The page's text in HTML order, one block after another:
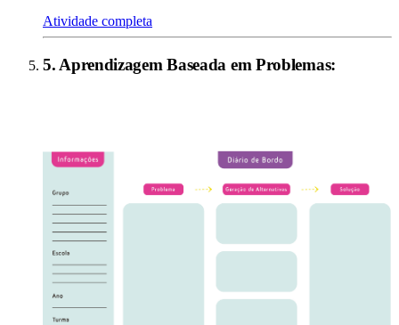
Atividade completa
5. Aprendizagem Baseada em Problemas: